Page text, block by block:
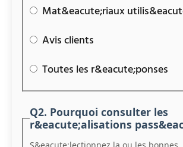
Mat&eacute;riaux
Avis clients
Toutes les r&eacute;ponses
Q2. Pourquoi consulter les
r&eacute;alisations